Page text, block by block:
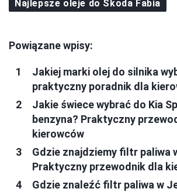
Najlepsze oleje do Skoda Fabia
Powiązane wpisy:
Jakiej marki olej do silnika
praktyczny poradnik dla
Jakie świece wybrać do Kia
benzyna? Praktyczny
kierowców
Gdzie znajdziemy filtr paliwa
Praktyczny przewodnik dla
Gdzie znaleźć filtr paliwa w